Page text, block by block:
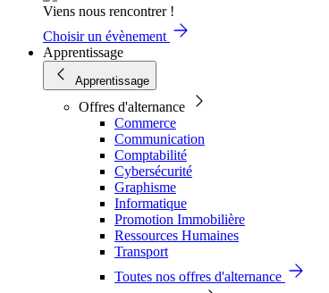
Viens nous rencontrer !
Choisir un évènement
Apprentissage
Apprentissage
Offres d'alternance
Commerce
Communication
Comptabilité
Cybersécurité
Graphisme
Informatique
Promotion Immobilière
Ressources Humaines
Transport
Toutes nos offres d'alternance